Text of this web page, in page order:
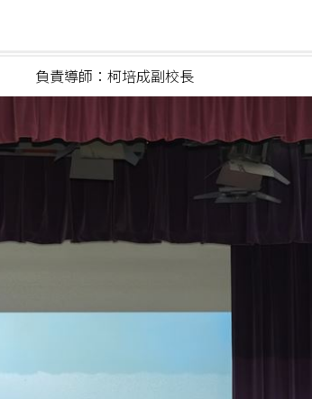
負責導師：柯培成副校長